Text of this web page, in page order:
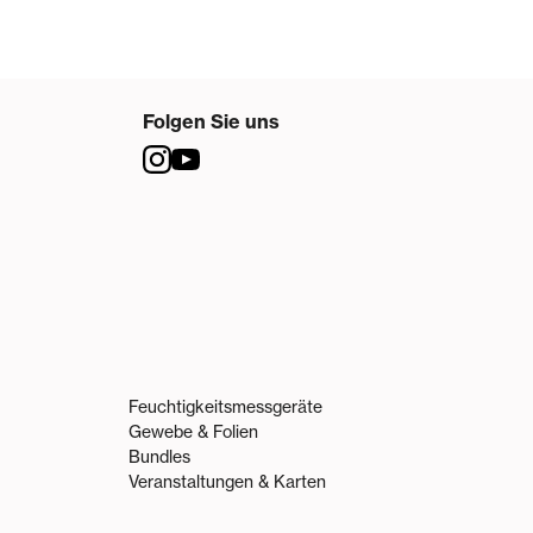
Folgen Sie uns
Feuchtigkeitsmessgeräte
Gewebe & Folien
Bundles
Veranstaltungen & Karten